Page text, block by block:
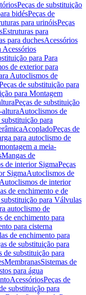
Peças de substituição
bidésPeças de
para urinóisPeças
Estruturas para
para duchesAcessórios
Acessórios
para Para
de exterior para
Autoclismos de
de substituição para
para Montagem
Peças de substituição
Autoclismos de
substituição para
AcopladoPeças de
para autoclismo de
a meia-
Mangas de
de interior SigmaPeças
SigmaAutoclismos de
de interior
de enchimento e de
substituição para Válvulas
autoclismo de
de enchimento para
para cisterna
de enchimento para
de substituição para
de substituição para
MembranasSistemas de
para água
AcessóriosPeças de
substituição para